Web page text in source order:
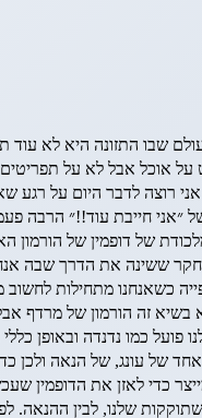
שבו התזונה היא לא
אוכל אבל לא על
רוצה לדבר היום על רגע
חייבת עוד!!״ הרבה
של דופמין של הורמון
ששינה את הדרך שבה
כשאנחנו מתחילות לחשוב
זה הורמון של מרדף
כמו נדנדה ובאופן כללי
של עונג, של הנאה ולכן
כדי לאזן את הדופמין
שלנו, לבין ההנאה.